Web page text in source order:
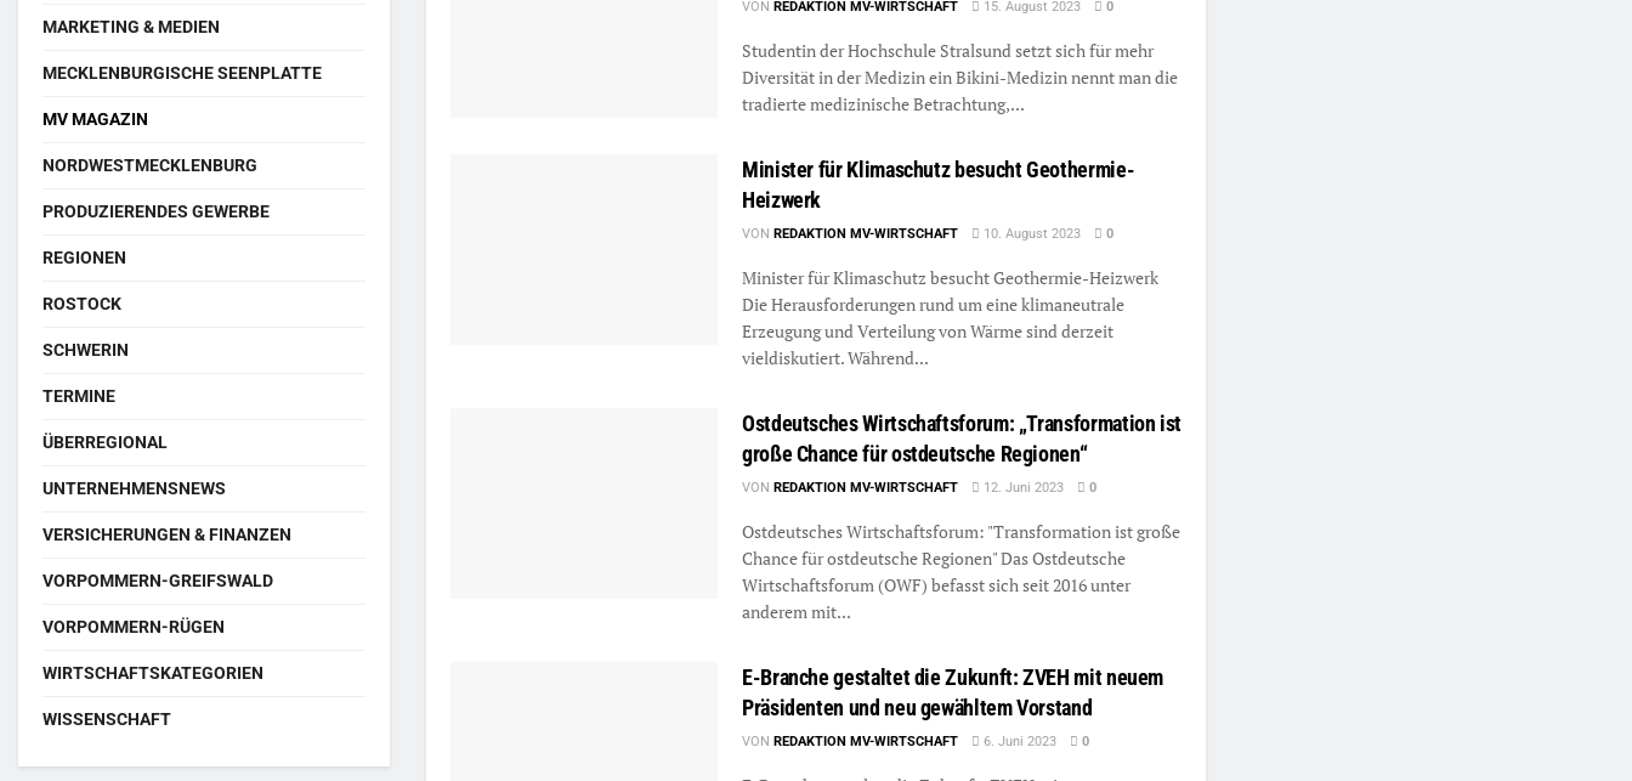
VON REDAKTION MV-WIRTSCHAFT 15. August 2023 0
Studentin der Hochschule Stralsund setzt sich für mehr
Diversität in der Medizin ein Bikini-Medizin nennt man die
tradierte medizinische Betrachtung,...
Minister für Klimaschutz besucht Geothermie-
Heizwerk
VON REDAKTION MV-WIRTSCHAFT 10. August 2023 0
Minister für Klimaschutz besucht Geothermie-Heizwerk
Die Herausforderungen rund um eine klimaneutrale
Erzeugung und Verteilung von Wärme sind derzeit
vieldiskutiert. Während...
Ostdeutsches Wirtschaftsforum: „Transformation ist
große Chance für ostdeutsche Regionen“
VON REDAKTION MV-WIRTSCHAFT 12. Juni 2023 0
Ostdeutsches Wirtschaftsforum: "Transformation ist große
Chance für ostdeutsche Regionen" Das Ostdeutsche
Wirtschaftsforum (OWF) befasst sich seit 2016 unter
anderem mit...
E-Branche gestaltet die Zukunft: ZVEH mit neuem
Präsidenten und neu gewähltem Vorstand
VON REDAKTION MV-WIRTSCHAFT 6. Juni 2023 0
MARKETING & MEDIEN
MECKLENBURGISCHE SEENPLATTE
MV MAGAZIN
NORDWESTMECKLENBURG
PRODUZIERENDES GEWERBE
REGIONEN
ROSTOCK
SCHWERIN
TERMINE
ÜBERREGIONAL
UNTERNEHMENSNEWS
VERSICHERUNGEN & FINANZEN
VORPOMMERN-GREIFSWALD
VORPOMMERN-RÜGEN
WIRTSCHAFTSKATEGORIEN
WISSENSCHAFT